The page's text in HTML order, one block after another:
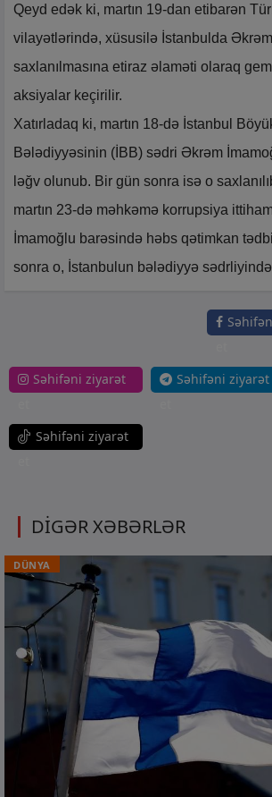
Qeyd edək ki, martın 19-dan etibarən
vilayətlərində, xüsusilə İstanbulda
saxlanılmasına etiraz əlaməti olaraq
aksiyalar keçirilir.
Xatırladaq ki, martın 18-də İstanbul
Bələdiyyəsinin (İBB) sədri Əkrəm
ləğv olunub. Bir gün sonra isə o
martın 23-də məhkəmə korrupsiya
İmamoğlu barəsində həbs qətimkan
sonra o, İstanbulun bələdiyyə
Səhifəni ziyarət
Səhifəni ziyarət
Səhifəni ziyarət
DİGƏR XƏBƏRLƏR
DÜNYA